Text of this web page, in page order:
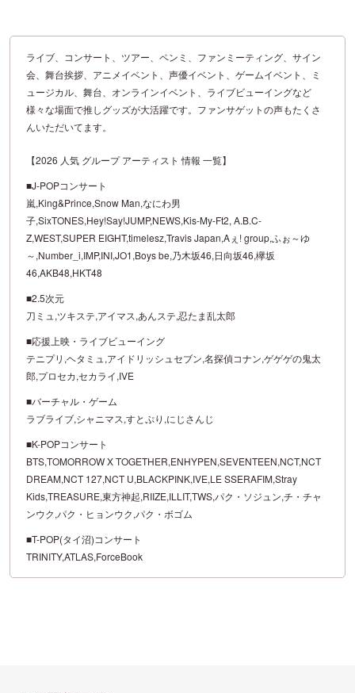
ライブ、コンサート、ツアー、ペンミ、ファンミーティング、サイン
会、舞台挨拶、アニメイベント、声優イベント、ゲームイベント、ミ
ュージカル、舞台、オンラインイベント、ライブビューイングなど
様々な場面で推しグッズが大活躍です。ファンサゲットの声もたくさ
んいただいてます。
【2026 人気 グループ アーティスト 情報 一覧】
■J-POPコンサート
嵐,King&Prince,Snow Man,なにわ男
子,SixTONES,Hey!Say!JUMP,NEWS,Kis-My-Ft2, A.B.C-
Z,WEST,SUPER EIGHT,timelesz,Travis Japan,Aぇ! group,ふぉ～ゆ
～,Number_i,IMP,INI,JO1,Boys be,乃木坂46,日向坂46,欅坂
46,AKB48,HKT48
■2.5次元
刀ミュ,ツキステ,アイマス,あんステ,忍たま乱太郎
■応援上映・ライブビューイング
テニプリ,ヘタミュ,アイドリッシュセブン,名探偵コナン,ゲゲゲの鬼太
郎,プロセカ,セカライ,IVE
■バーチャル・ゲーム
ラブライブ,シャニマス,すとぷり,にじさんじ
■K-POPコンサート
BTS,TOMORROW X TOGETHER,ENHYPEN,SEVENTEEN,NCT,NCT
DREAM,NCT 127,NCT U,BLACKPINK,IVE,LE SSERAFIM,Stray
Kids,TREASURE,東方神起,RIIZE,ILLIT,TWS,パク・ソジュン,チ・チャ
ンウク,パク・ヒョンウク,パク・ボゴム
■T-POP(タイ沼)コンサート
TRINITY,ATLAS,ForceBook